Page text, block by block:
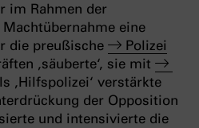
im Rahmen der
eine
die preußische
Polizei
‚säuberte‘, sie mit
‚Hilfspolizei‘ verstärkte
der Opposition
und intensivierte die